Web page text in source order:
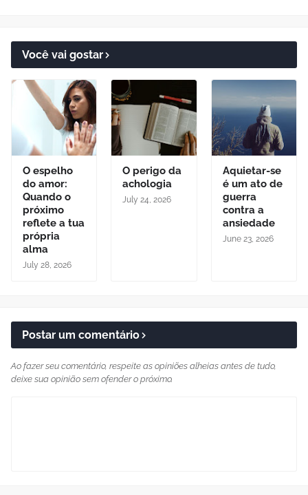
Você vai gostar
O espelho
do amor:
Quando o
próximo
reflete a tua
própria
alma
July 28, 2026
O perigo da
achologia
July 24, 2026
Aquietar-se
é um ato de
guerra
contra a
ansiedade
June 23, 2026
Postar um comentário
Ao fazer seu comentário, respeite as opiniões alheias antes de tudo,
deixe sua opinião sem ofender o próximo.